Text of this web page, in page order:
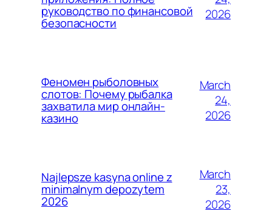
руководство по финансовой
безопасности
2026
Феномен рыболовных
слотов: Почему рыбалка
захватила мир онлайн-
казино
March
24,
2026
Najlepsze kasyna online z
minimalnym depozytem
2026
March
23,
2026